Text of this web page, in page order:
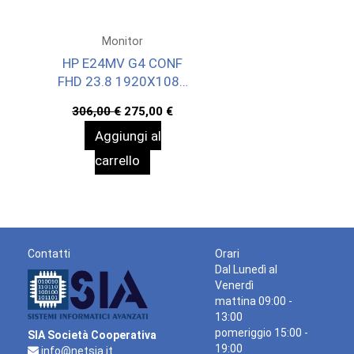
Monitor
HP E24MV G4 CONF
FHD 23.8 1920X1080
306,00€ Il
prezzo
originale
306,00 €.
275,00 €Il
prezzo
Aggiungi al
carrello
Contatti
SIA Società Cooperativa
info@netsia.it
Orari
Dal Lunedì al
Venerdì
mattina 09:00 -
13:00
pomeriggio 15:00 -
19:00